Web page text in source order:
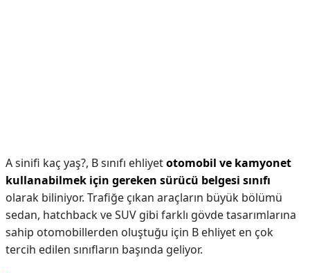
A sinifi kaç yaş?, B sınıfı ehliyetotomobil ve kamyonet
kullanabilmek için gereken sürücü belgesi sınıfı
olarak biliniyor. Trafiğe çıkan araçların büyük bölümü
sedan, hatchback ve SUV gibi farklı gövde tasarımlarına
sahip otomobillerden oluştuğu için B ehliyet en çok
tercih edilen sınıfların başında geliyor.